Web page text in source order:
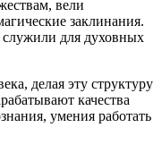
вели
заклинания.
для духовных
делая эту структуру
качества
умения работать